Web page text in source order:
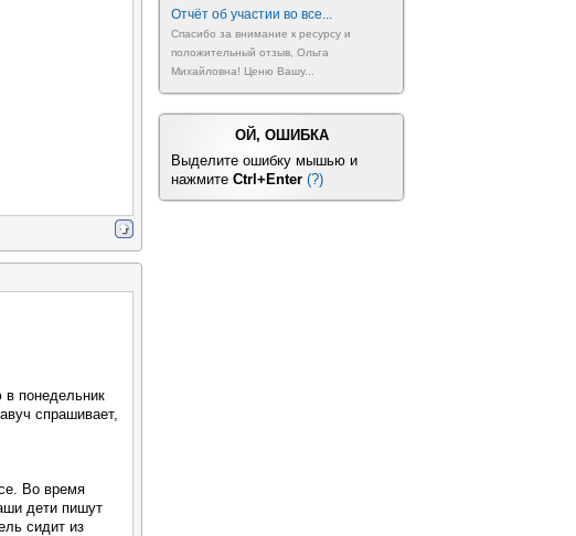
в понедельник
спрашивает,
Во время
дети пишут
сидит из
Отчёт об участии во все...
Спасибо за внимание к ресурсу и
положительный отзыв, Ольга
Михайловна! Ценю Вашу...
ОЙ, ОШИБКА
Выделите ошибку мышью и
нажмите Ctrl+Enter (?)